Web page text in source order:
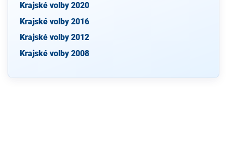
Krajské volby 2020
Krajské volby 2016
Krajské volby 2012
Krajské volby 2008